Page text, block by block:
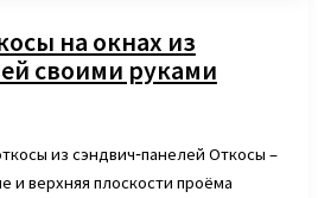
на окнах из
своими руками
из сэндвич‑панелей Откосы –
и верхняя плоскости проёма